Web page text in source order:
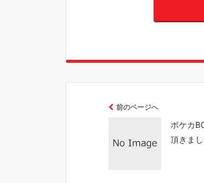
前のページへ
ポケカ
頂きま